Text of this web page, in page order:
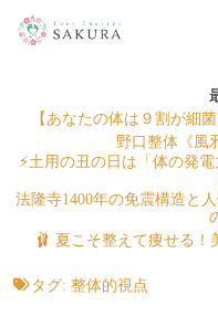
【あなたの体は９割が細
野口整体《風
⚡土用の丑の日は「体の発
法隆寺1400年の免震構造と
🩰 夏こそ整えて痩せる！
タグ: 整体的視点